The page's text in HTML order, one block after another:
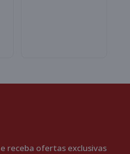
receba ofertas exclusivas